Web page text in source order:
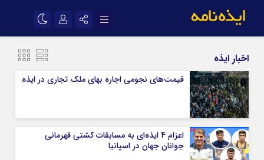
سروش
آپارات
رمز عبور
مرا به خاطر بسپار
اخبار ایذه
قیمت‌های نجومی اجاره بهای ملک تجاری در ایذه
اعزام 4 ایذه‌ای به مسابقات کشتی قهرمانی
جوانان جهان در اسپانیا